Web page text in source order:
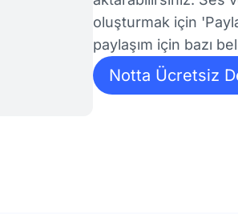
oluşturmak için
paylaşım için bazı
Notta Ücretsiz